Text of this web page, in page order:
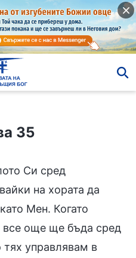
35
Си сред
на хората да
Мен. Когато
все още ще бъда сред
управлявам в